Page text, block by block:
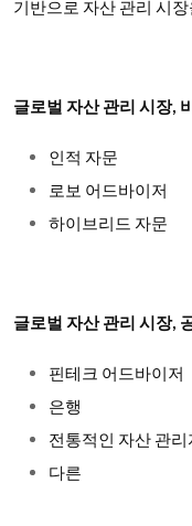
기반으로 자산 관리 시
글로벌 자산 관리 시장,
인적 자문
로보 어드바이저
하이브리드 자문
글로벌 자산 관리 시장,
핀테크 어드바이저
은행
전통적인
자산 관리
다른